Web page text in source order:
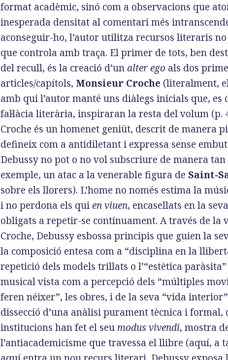
format acadèmic, sinó com a observacions que
inesperada densitat al comentari més
aconseguir-ho, l’autor utilitza recursos literaris
que controla amb traça. El primer de tots, ben
del recull, és la creació d’unalter ego als dos
articles/capítols, Monsieur Croche (literalment,
amb qui l’autor manté uns diàlegs inicials que,
fal·làcia literària, inspiraran la resta del volum (p.
Croche és un homenet geniüt, descrit de manera
defineix com a antidiletant i expressa sense
Debussy no pot o no vol subscriure de manera
exemple, un atac a la venerable figura deSaint-
sobre els llorers). L’home no només estima la
i no perdona els quien viuen, encasellats en la
obligats a repetir-se contínuament. A través de la
Croche, Debussy esbossa principis que guien la
la composició entesa com a “disciplina en la
repetició dels models trillats o l’“estètica
musical vista com a percepció dels “múltiples
feren néixer”, les obres, i de la seva “vida
dissecció d’una anàlisi purament tècnica i formal,
institucions han fet el seu modus vivendi, mostra
l’antiacademicisme que travessa el llibre (aquí, a